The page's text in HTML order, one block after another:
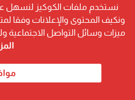
نستخدم ملفات الكوكيز لنسهل
ونكيف المحتوى والإعلانات وفقا
ميزات وسائل التواصل الاجتماعية